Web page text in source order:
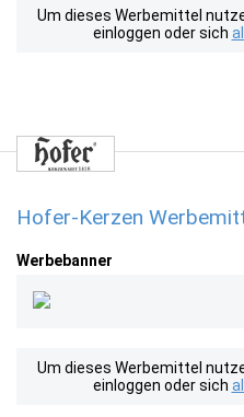
Um dieses Werbemittel
einloggen oder sich
Hofer-Kerzen
Werbebanner
Um dieses Werbemittel
einloggen oder sich